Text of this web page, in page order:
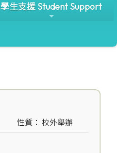
學生支援 Student Support
性質： 校外舉辦